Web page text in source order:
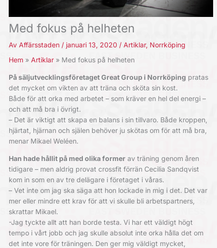
Med fokus på helheten
Av Affärsstaden / januari 13, 2020 / Artiklar, Norrköping
Hem
Artiklar Med fokus på helheten
På säljutvecklingsföretaget Great Group i Norrköping pratas
det mycket om vikten av att träna och sköta sin kost.
Både för att orka med arbetet – som kräver en hel del energi –
och att må bra i övrigt.
– Det är viktigt att skapa en balans i sin tillvaro. Både kroppen,
hjärtat, hjärnan och själen behöver ju skötas om för att må bra,
menar Mikael Weléen.
Han hade hållit på med olika formerav träning genom åren
tidigare – men aldrig provat crossfit förrän Cecilia Sandqvist
kom in som en av tre delägare i företaget i våras.
– Vet inte om jag ska säga att hon lockade in mig i det. Det var
mer eller mindre ett krav för att vi skulle bli arbetspartners,
skrattar Mikael.
-Jag tyckte allt att han borde testa. Vi har ett väldigt högt
tempo i vårt jobb och jag skulle absolut inte orka hålla det om
det inte vore för träningen. Den ger mig väldigt mycket,